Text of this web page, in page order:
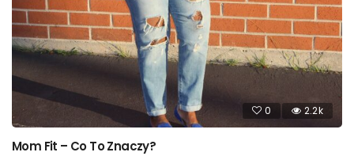
0 2.2k
Mom Fit – Co To Znaczy?